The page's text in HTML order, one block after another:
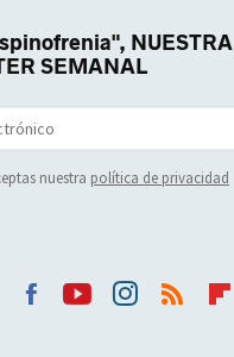
NUESTRA
SEMANAL
nuestra política de privacidad